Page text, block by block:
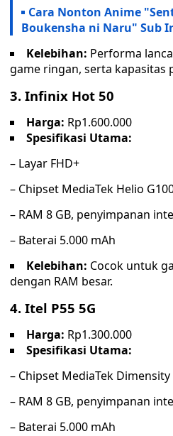
Cara Nonton Anime
Boukensha ni Naru" Sub
Kelebihan: Performa
game ringan, serta kapasitas
3. Infinix Hot 50
Harga: Rp1.600.000
Spesifikasi Utama:
– Layar FHD+
– Chipset MediaTek Helio
– RAM 8 GB, penyimpanan
– Baterai 5.000 mAh
Kelebihan: Cocok untuk
dengan RAM besar.
4. Itel P55 5G
Harga: Rp1.300.000
Spesifikasi Utama:
– Chipset MediaTek Dimensity
– RAM 8 GB, penyimpanan
– Baterai 5.000 mAh